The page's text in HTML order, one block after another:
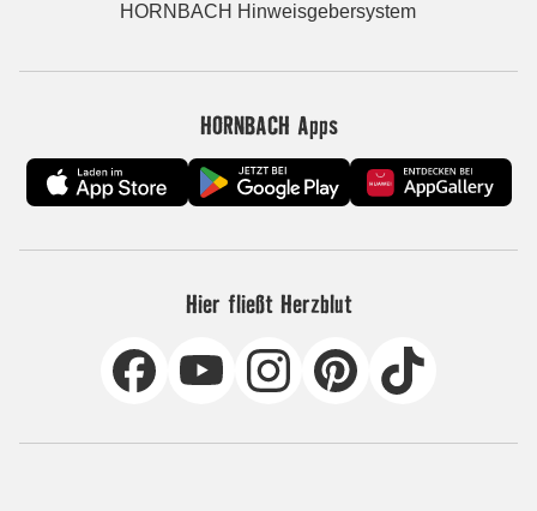
HORNBACH Hinweisgebersystem
HORNBACH Apps
Hier fließt Herzblut